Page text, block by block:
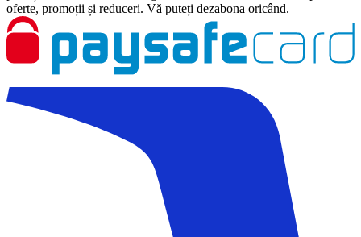
oferte, promoții și reduceri. Vă puteți dezabona oricând.